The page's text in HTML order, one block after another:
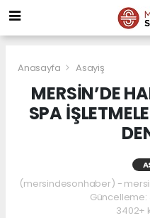
Anasayfa Asayiş
MERSİN’DE
SPA
(mersindesonhaber) -
Güncelleme:
3402+